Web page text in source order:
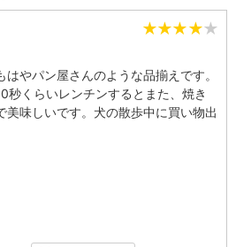
★★★★★
はやパン屋さんのような品揃えです。
秒くらいレンチンするとまた、焼き
美味しいです。犬の散歩中に買い物出